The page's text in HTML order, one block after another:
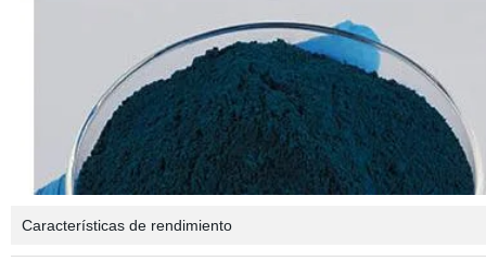
Características de rendimiento